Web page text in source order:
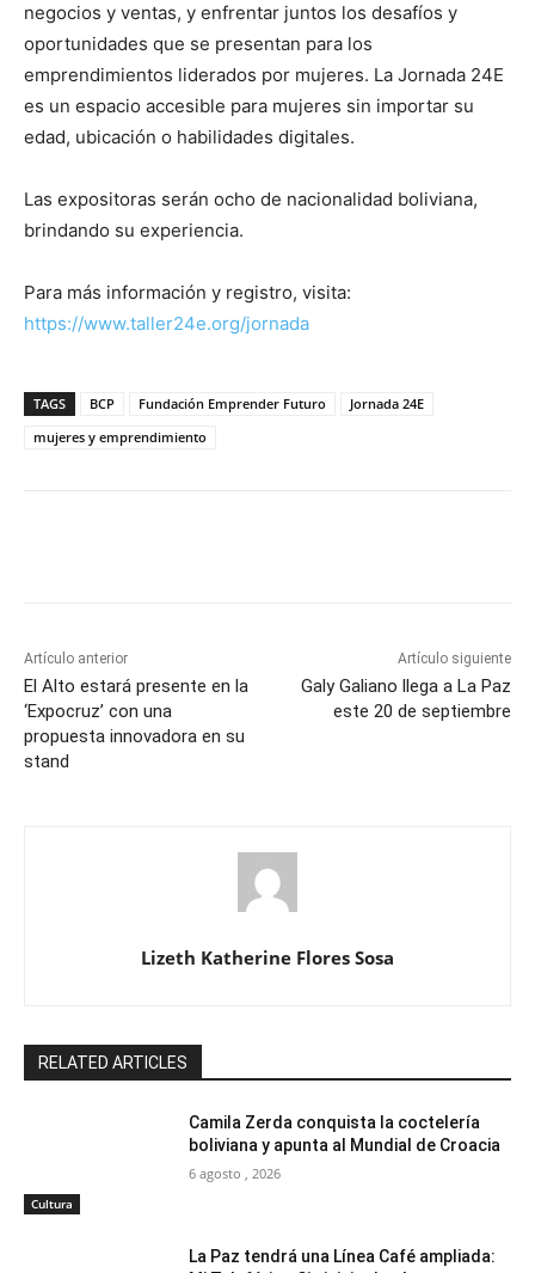
negocios y ventas, y enfrentar juntos los desafíos y
oportunidades que se presentan para los
emprendimientos liderados por mujeres. La Jornada 24E
es un espacio accesible para mujeres sin importar su
edad, ubicación o habilidades digitales.
Las expositoras serán ocho de nacionalidad boliviana,
brindando su experiencia.
Para más información y registro, visita:
https://www.taller24e.org/jornada
TAGS BCP Fundación Emprender Futuro
Jornada 24E
mujeres y emprendimiento
Artículo anterior
El Alto estará presente en la
‘Expocruz’ con una
propuesta innovadora en su
stand
Artículo siguiente
Galy Galiano llega a La Paz
este 20 de septiembre
Lizeth Katherine Flores Sosa
RELATED ARTICLES
Cultura
Camila Zerda conquista la coctelería
boliviana y apunta al Mundial de Croacia
6 agosto , 2026
La Paz tendrá una Línea Café ampliada: